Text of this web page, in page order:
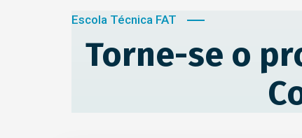
Escola Técnica FAT
Torne-se o